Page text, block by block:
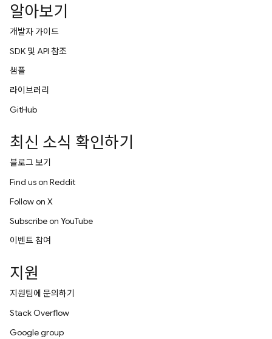
알아보기
개발자 가이드
SDK 및 API 참조
샘플
라이브러리
GitHub
최신 소식 확인하기
블로그 보기
Find us on Reddit
Follow on X
Subscribe on YouTube
이벤트 참여
지원
지원팀에 문의하기
Stack Overflow
Google group